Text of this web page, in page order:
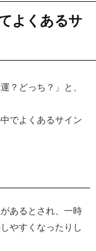
よくあるサ
？どっち？」と、
でよくあるサイン
あるとされ、一時
やすくなったりし